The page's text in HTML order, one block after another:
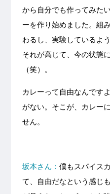
から自分でも作ってみた
ーを作り始めました。組
わるし、実験しているよ
それが高じて、今の状態
（笑）。
カレーって自由なんです
がない。そこが、カレー
せん。
坂本さん： 僕もスパイス
て、自由だなという感じ